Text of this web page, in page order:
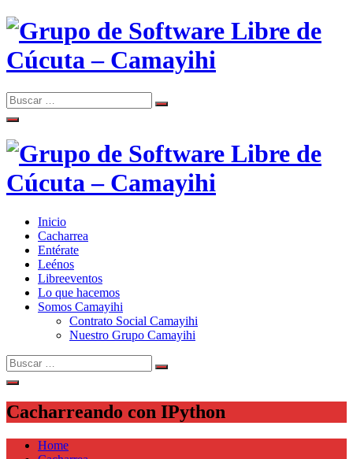
Skip
content
Grupo de Software Libre de
Cúcuta – Camayihi
Comunidad de Software Libre de Cúcuta
Search
for:
Search
Grupo de Software Libre de
Cúcuta – Camayihi
Comunidad de Software Libre de Cúcuta
Inicio
Cacharrea
Entérate
Leénos
Libreeventos
Lo que hacemos
Somos Camayihi
Contrato Social Camayihi
Nuestro Grupo Camayihi
Search
for:
Search
Cacharreando con IPython
Home